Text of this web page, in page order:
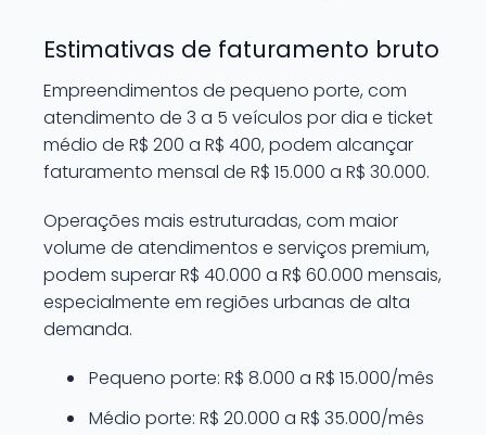
Estimativas de faturamento bruto
Empreendimentos de pequeno porte, com
atendimento de 3 a 5 veículos por dia e ticket
médio de R$ 200 a R$ 400, podem alcançar
faturamento mensal de R$ 15.000 a R$ 30.000.
Operações mais estruturadas, com maior
volume de atendimentos e serviços premium,
podem superar R$ 40.000 a R$ 60.000 mensais,
especialmente em regiões urbanas de alta
demanda.
Pequeno porte: R$ 8.000 a R$ 15.000/mês
Médio porte: R$ 20.000 a R$ 35.000/mês